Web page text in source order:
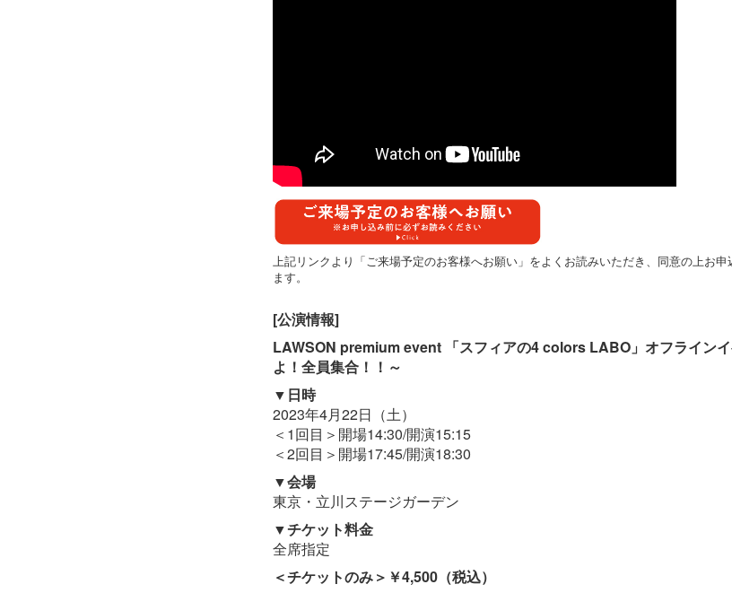
上記リンクより「ご来場予定のお客様へお願い」をよくお読みいただき、同意の上お
ます。
[公演情報]
LAWSON premium event 「スフィアの4 colors LABO」オフライン
よ！全員集合！！～
▼日時
2023年4月22日（土）
＜1回目＞開場14:30/開演15:15
＜2回目＞開場17:45/開演18:30
▼会場
東京・立川ステージガーデン
▼チケット料金
全席指定
＜チケットのみ＞￥4,500（税込）